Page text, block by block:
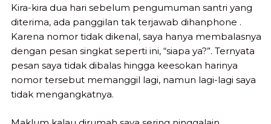
Kira-kira dua hari sebelum pengumuman santri yang
diterima, ada panggilan tak terjawab dihanphone .
Karena nomor tidak dikenal, saya hanya membalasnya
dengan pesan singkat seperti ini, “siapa ya?”. Ternyata
pesan saya tidak dibalas hingga keesokan harinya
nomor tersebut memanggil lagi, namun lagi-lagi saya
tidak mengangkatnya.